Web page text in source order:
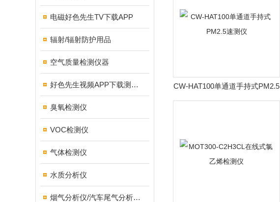
电磁好色先生TV下载APP
辐射/辐射防护用品
空气质量检测仪器
好色先生视频APP下载测试仪
臭氧检测仪
VOC检测仪
气体检测仪
水质分析仪
烟气分析仪/汽车尾气分析仪/转速表/汽车维修检测设备
CW-HAT100单通道手持式PM2.5
速测仪